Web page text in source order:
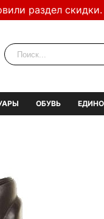
раздел
ОБУВЬ